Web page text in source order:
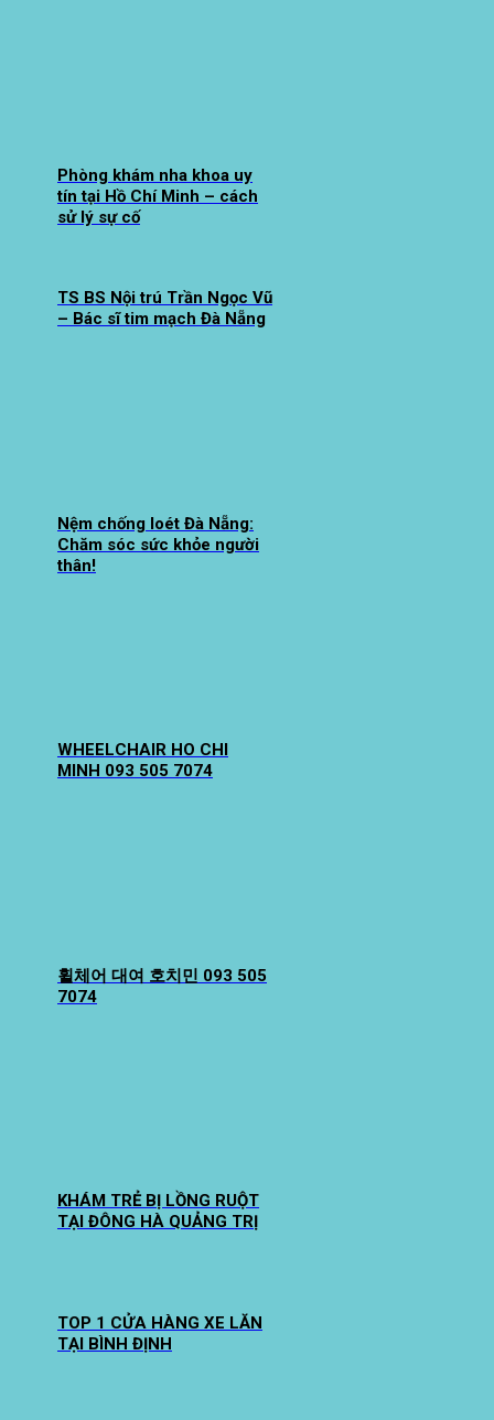
Phòng khám nha khoa uy
tín tại Hồ Chí Minh – cách
sử lý sự cố
TS BS Nội trú Trần Ngọc Vũ
– Bác sĩ tim mạch Đà Nẵng
Nệm chống loét Đà Nẵng:
Chăm sóc sức khỏe người
thân!
WHEELCHAIR HO CHI
MINH 093 505 7074
휠체어 대여 호치민 093 505
7074
KHÁM TRẺ BỊ LỒNG RUỘT
TẠI ĐÔNG HÀ QUẢNG TRỊ
TOP 1 CỬA HÀNG XE LĂN
TẠI BÌNH ĐỊNH